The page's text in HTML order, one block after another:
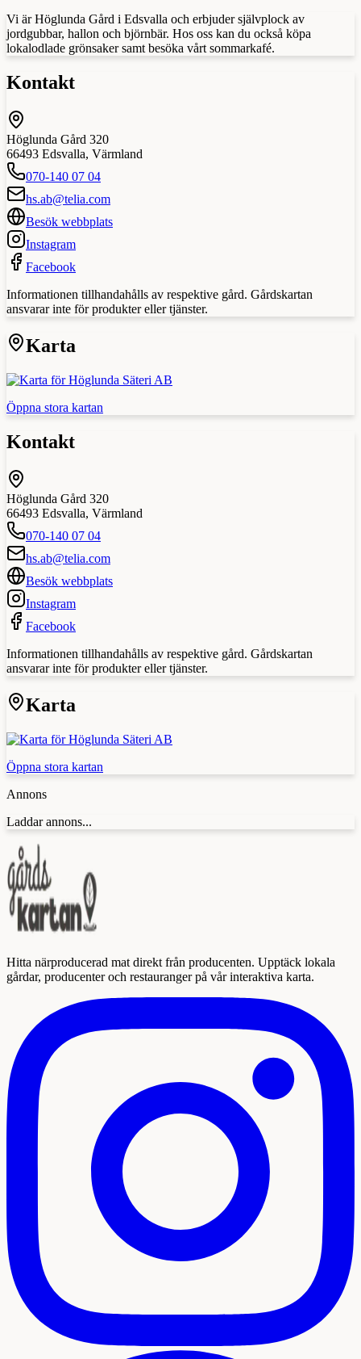
Vi är Höglunda Gård i Edsvalla och erbjuder självplock av
jordgubbar, hallon och björnbär. Hos oss kan du också köpa
lokalodlade grönsaker samt besöka vårt sommarkafé.
Kontakt
Höglunda Gård 320
66493 Edsvalla, Värmland
070-140 07 04
hs.ab@telia.com
Besök webbplats
Instagram
Facebook
Informationen tillhandahålls av respektive gård. Gårdskartan
ansvarar inte för produkter eller tjänster.
Karta
Öppna stora kartan
Kontakt
Höglunda Gård 320
66493 Edsvalla, Värmland
070-140 07 04
hs.ab@telia.com
Besök webbplats
Instagram
Facebook
Informationen tillhandahålls av respektive gård. Gårdskartan
ansvarar inte för produkter eller tjänster.
Karta
Öppna stora kartan
Annons
Laddar annons...
Hitta närproducerad mat direkt från producenten. Upptäck lokala
gårdar, producenter och restauranger på vår interaktiva karta.